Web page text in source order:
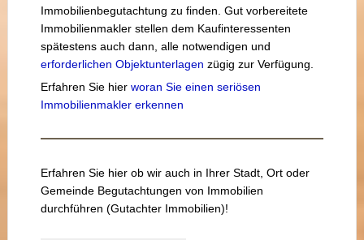
Immobilienbegutachtung zu finden. Gut vorbereitete
Immobilienmakler stellen dem Kaufinteressenten
spätestens auch dann, alle notwendigen und
erforderlichen Objektunterlagen zügig zur Verfügung.
Erfahren Sie hier woran Sie einen seriösen
Immobilienmakler erkennen
Erfahren Sie hier ob wir auch in Ihrer Stadt, Ort oder
Gemeinde Begutachtungen von Immobilien
durchführen (Gutachter Immobilien)!